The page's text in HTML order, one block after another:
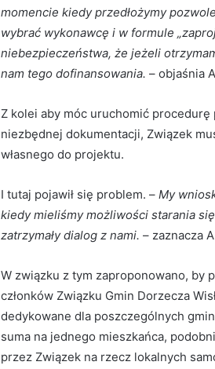
momencie kiedy przedłożymy
wybrać wykonawcę i w formule
niebezpieczeństwa, że jeżeli
nam tego dofinansowania. – objaśnia
Z kolei aby móc uruchomić
niezbędnej dokumentacji, Związek
własnego do projektu.
I tutaj pojawił się problem. – My
kiedy mieliśmy możliwości starania
zatrzymały dialog z nami. – zaznacza
W związku z tym zaproponowano, by
członków Związku Gmin Dorzecza
dedykowane dla poszczególnych
suma na jednego mieszkańca,
przez Związek na rzecz lokalnych